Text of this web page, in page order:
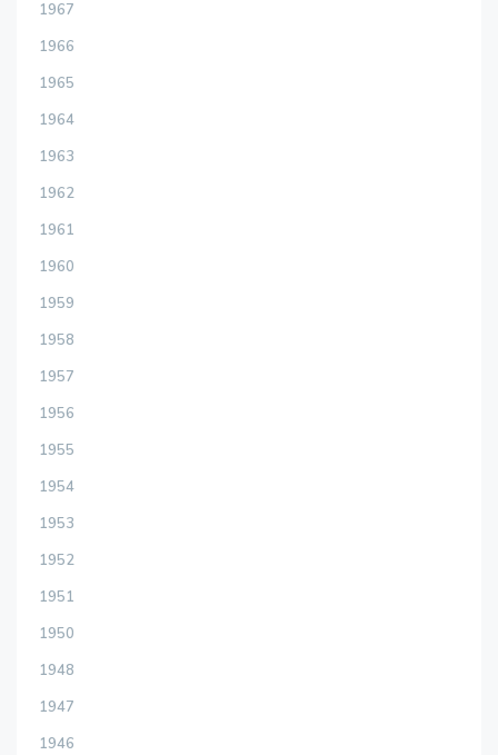
1967
1966
1965
1964
1963
1962
1961
1960
1959
1958
1957
1956
1955
1954
1953
1952
1951
1950
1948
1947
1946